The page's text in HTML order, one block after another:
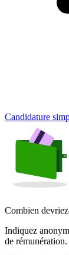
Candidature
Combien
Indiquez
de rémunération.